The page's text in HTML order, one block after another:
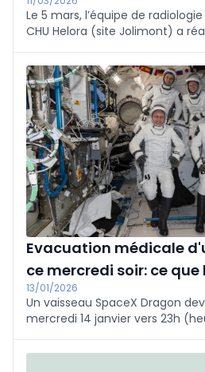
Le 5 mars, l’équipe de
CHU Helora (site Jolimont) a
bien et est ravi.
Evacuation médicale
ce mercredi soir: ce
13/01/2026
Un vaisseau SpaceX Dragon
mercredi 14 janvier vers 23h
vers la Terre.